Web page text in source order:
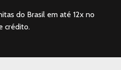
do Brasil em até 12x no
crédito.